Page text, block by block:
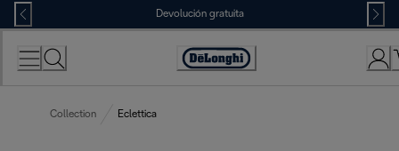
Skip
to
Content
Devolución gratuita
Accessibility
Collection Eclettica